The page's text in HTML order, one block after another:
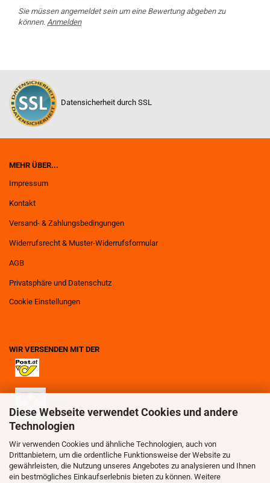
Diese Webseite verwendet Cookies und andere
Technologien
Wir verwenden Cookies und ähnliche Technologien, auch von
Drittanbietern, um die ordentliche Funktionsweise der Website zu
gewährleisten, die Nutzung unseres Angebotes zu analysieren und Ihnen
ein bestmögliches Einkaufserlebnis bieten zu können. Weitere
Sie müssen angemeldet sein um eine Bewertung abgeben zu
können. Anmelden
Datensicherheit durch SSL
MEHR ÜBER...
Impressum
Kontakt
Versand- & Zahlungsbedingungen
Widerrufsrecht & Muster-Widerrufsformular
AGB
Privatsphäre und Datenschutz
Cookie Einstellungen
WIR VERSENDEN MIT DER
Modellbau Niedermayer OG